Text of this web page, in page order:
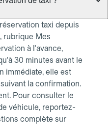
taxi depuis
rubrique Mes
à l'avance,
30 minutes avant le
immédiate, elle est
la confirmation.
Pour consulter le
véhicule, reportez-
complète sur